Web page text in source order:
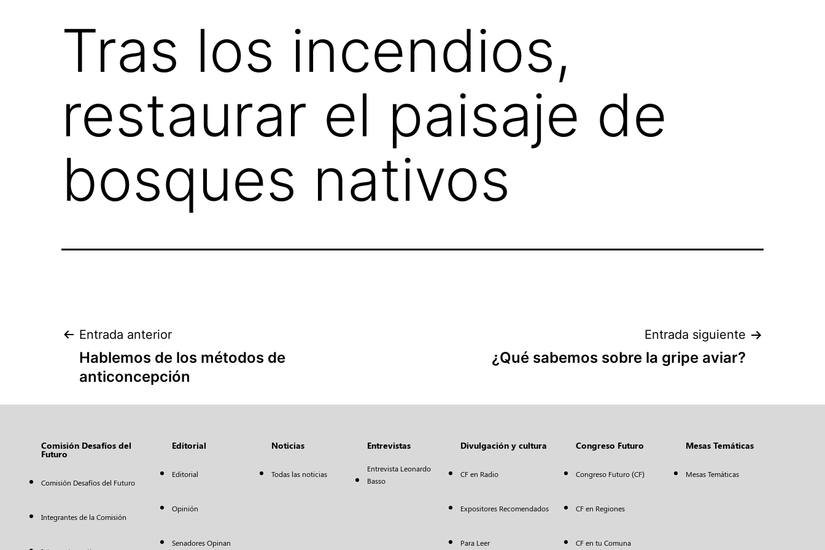
Tras los incendios,
restaurar el paisaje de
bosques nativos
Entrada anterior
Hablemos de los métodos de
anticoncepción
Entrada siguiente
¿Qué sabemos sobre la gripe aviar?
Comisión Desafíos del
Futuro
Comisión Desafíos del Futuro
Integrantes de la Comisión
Editorial
Editorial
Opinión
Senadores Opinan
Noticias
Todas las noticias
Entrevistas
Entrevista Leonardo
Basso
Divulgación y cultura
CF en Radio
Expositores Recomendados
Para Leer
Congreso Futuro
Congreso Futuro (CF)
CF en Regiones
CF en tu Comuna
Mesas Temáticas
Mesas Temáticas